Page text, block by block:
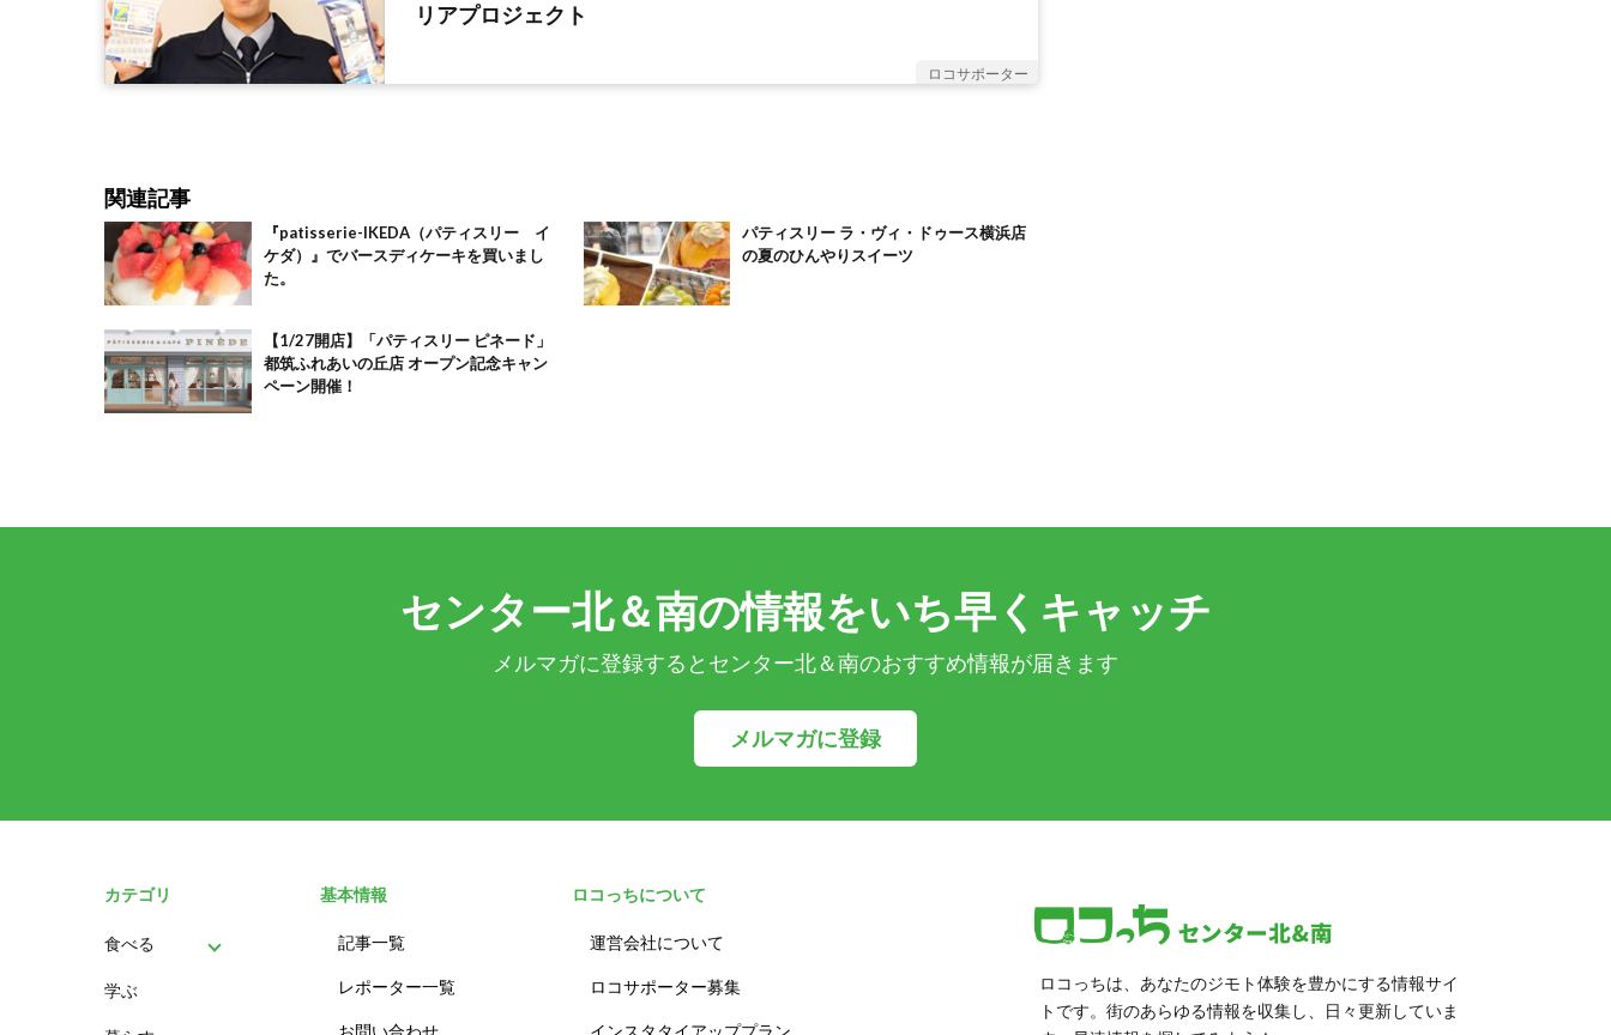
リアプロジェクト
ロコサポーター
関連記事
『patisserie-IKEDA（パティスリー イ
ケダ）』でバースディケーキを買いまし
た。
パティスリー ラ・ヴィ・ドゥース横浜店
の夏のひんやりスイーツ
【1/27開店】「パティスリー ピネード」
都筑ふれあいの丘店 オープン記念キャン
ペーン開催！
センター北＆南の情報をいち早くキャッチ
メルマガに登録するとセンター北＆南のおすすめ情報が届きます
メルマガに登録
カテゴリ
食べる
パン
学ぶ
基本情報
記事一覧
レポーター一覧
お問い合わせ
ロコっちについて
運営会社について
ロコサポーター募集
インスタタイアッププラン
ロコっちは、あなたのジモト体験を豊かにする情報サイ
トです。街のあらゆる情報を収集し、日々更新していま